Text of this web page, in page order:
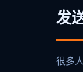
发
很多